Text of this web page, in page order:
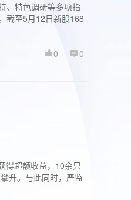
、特色调研等多项指
截至5月12日新股168
0
0
得超额收益，10余只
升。与此同时，严监